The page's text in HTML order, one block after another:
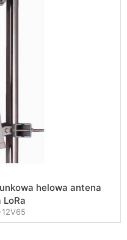
helowa antena